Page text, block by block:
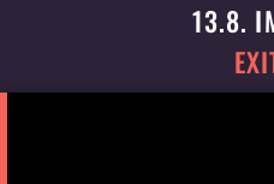
13.8.